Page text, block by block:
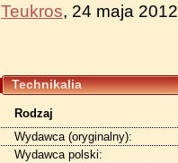
Teukros, 24 maja 2012
Technikalia
Rodzaj
Wydawca (oryginalny):
Wydawca polski: